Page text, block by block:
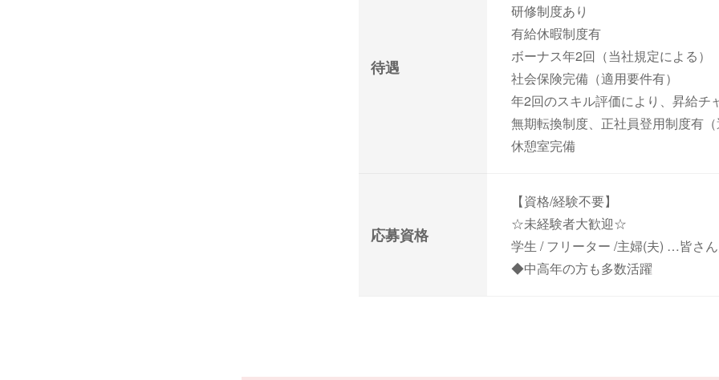
待遇
研修制度あり
有給休暇制度有
ボーナス年2回（当社規定による）
社会保険完備（適用要件有）
年2回のスキル評価により、昇給チ
無期転換制度、正社員登用制度有
休憩室完備
応募資格
【資格/経験不要】
☆未経験者大歓迎☆
学生 / フリーター /主婦(夫) …皆さ
◆中高年の方も多数活躍